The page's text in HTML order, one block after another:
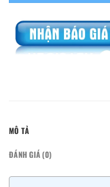
MÔ TẢ
ĐÁNH GIÁ (0)